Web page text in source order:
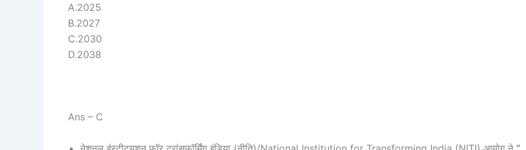
A.2025
B.2027
C.2030
D.2038
Ans – C